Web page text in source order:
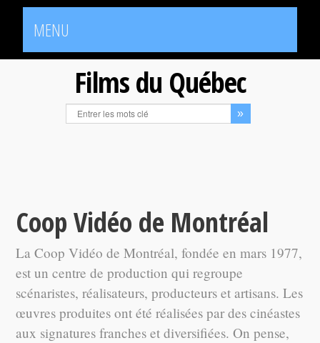
MENU
Films du Québec
Coop Vidéo de Montréal
La Coop Vidéo de Montréal, fondée en mars 1977,
est un centre de production qui regroupe
scénaristes, réalisateurs, producteurs et artisans. Les
œuvres produites ont été réalisées par des cinéastes
aux signatures franches et diversifiées. On pense,